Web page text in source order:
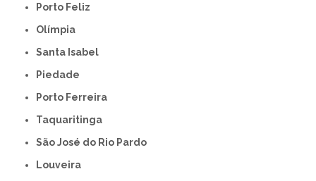
Porto Feliz
Olímpia
Santa Isabel
Piedade
Porto Ferreira
Taquaritinga
São José do Rio Pardo
Louveira